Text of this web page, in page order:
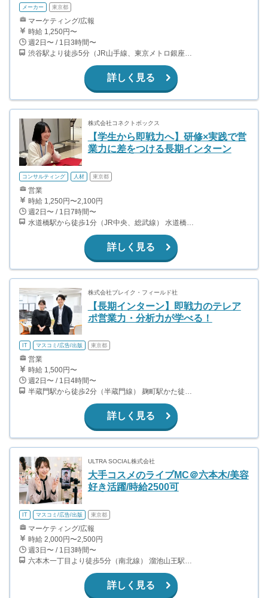
メーカー 東京都
マーケティング/広報
時給 1,250円〜
週2日〜 / 1日3時間〜
渋谷駅より徒歩5分（JR山手線、東京メトロ銀座・半蔵門・副都心線）
詳しく見る
株式会社コネクトボックス
【学生から即戦力へ】研修×実践で営
業力に差をつける長期インターン
コンサルティング 人材 東京都
営業
時給 1,250円〜2,100円
週2日〜 / 1日7時間〜
水道橋駅から徒歩1分（JR中央、総武線） 水道橋駅から徒歩6分（都営三田線）
詳しく見る
株式会社ブレイク・フィールド社
【長期インターン】即戦力のテレア
ポ営業力・分析力が学べる！
IT マスコミ/広告/出版 東京都
営業
時給 1,500円〜
週2日〜 / 1日4時間〜
半蔵門駅から徒歩2分（半蔵門線） 麹町駅かた徒歩10分（有楽町線）
詳しく見る
ULTRA SOCIAL株式会社
大手コスメのライブMC＠六本木/美容
好き活躍/時給2500可
IT マスコミ/広告/出版 東京都
マーケティング/広報
時給 2,000円〜2,500円
週3日〜 / 1日3時間〜
六本木一丁目より徒歩5分（南北線） 溜池山王駅より徒歩10分（銀座線） 六本木駅より徒歩12分（日比谷線）
詳しく見る